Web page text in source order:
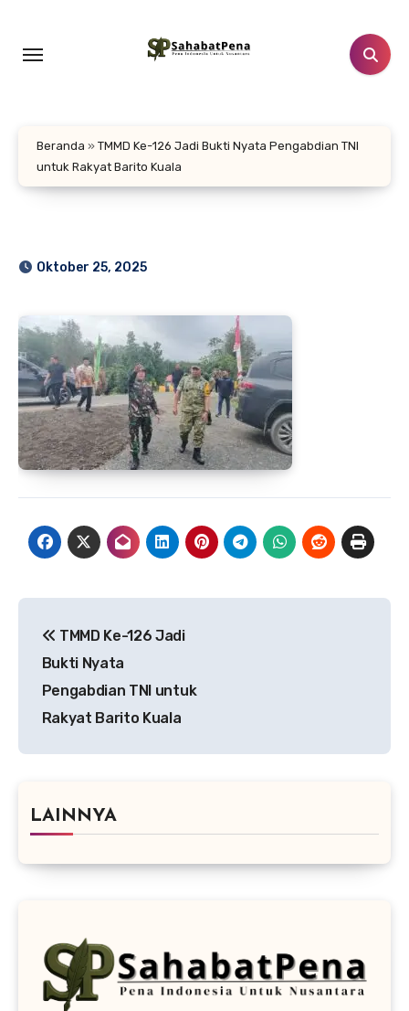
konten
Beranda » TMMD Ke-126 Jadi Bukti Nyata Pengabdian TNI
untuk Rakyat Barito Kuala
Oktober 25, 2025
pos
TMMD Ke-126 Jadi
Bukti Nyata
Pengabdian TNI untuk
Rakyat Barito Kuala
LAINNYA